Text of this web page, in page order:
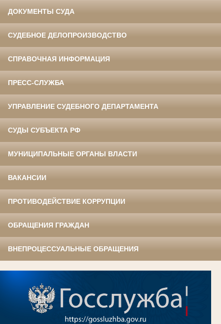
ДОКУМЕНТЫ СУДА
СУДЕБНОЕ ДЕЛОПРОИЗВОДСТВО
СПРАВОЧНАЯ ИНФОРМАЦИЯ
ПРЕСС-СЛУЖБА
УПРАВЛЕНИЕ СУДЕБНОГО ДЕПАРТАМЕНТА
СУДЫ СУБЪЕКТА РФ
МУНИЦИПАЛЬНЫЕ ОРГАНЫ ВЛАСТИ
ВАКАНСИИ
ПРОТИВОДЕЙСТВИЕ КОРРУПЦИИ
ОБРАЩЕНИЯ ГРАЖДАН
ВНЕПРОЦЕССУАЛЬНЫЕ ОБРАЩЕНИЯ